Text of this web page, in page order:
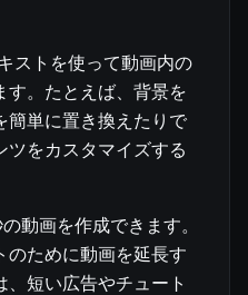
ストを使って動画内の
す。たとえば、背景を
簡単に置き換えたりで
ツをカスタマイズする
動画を作成できます。
のために動画を延長す
短い広告やチュート